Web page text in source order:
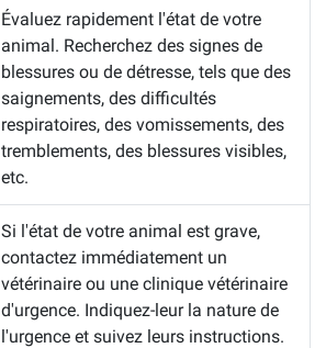
Évaluez rapidement l'état de votre
animal. Recherchez des signes de
blessures ou de détresse, tels que des
saignements, des difficultés
respiratoires, des vomissements, des
tremblements, des blessures visibles,
etc.
Si l'état de votre animal est grave,
contactez immédiatement un
vétérinaire ou une clinique vétérinaire
d'urgence. Indiquez-leur la nature de
l'urgence et suivez leurs instructions.